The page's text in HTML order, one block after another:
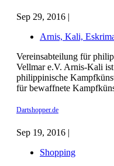
Sep 29, 2016 |
Arnis, Kali,
Vereinsabteilung für
Vellmar e.V. Arnis-Kali
philippinische
für bewaffnete
Dartshopper.de
Sep 19, 2016 |
Shopping